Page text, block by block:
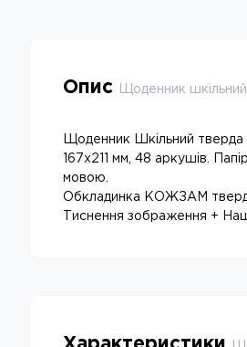
Опис Щоденник
Щоденник Шкільний тверда
167х211 мм, 48 аркушів.
мовою.
Обкладинка КОЖЗАМ тверда
Тиснення зображення +